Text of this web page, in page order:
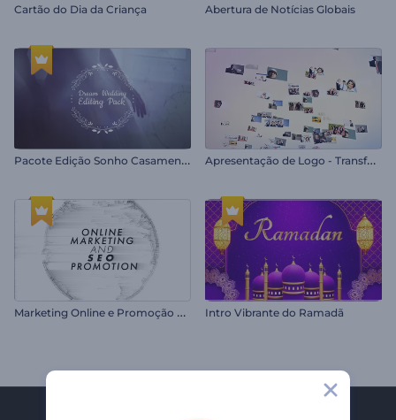
Cartão do Dia da Criança Abertura de Notícias Globais
P
acote Edição Sonho Casamento A
presentação de Logo - Transformação de Imagem
M
arketing Online e Promoção SEO Intro Vibrante do Ramadã